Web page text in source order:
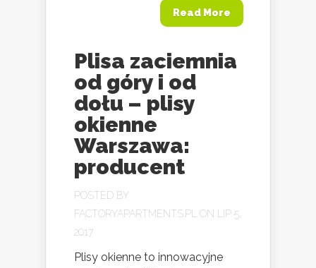
Read More
Plisa zaciemnia
od góry i od
dołu – plisy
okienne
Warszawa:
producent
POSTED BY
FACTORYAPARTMENTS.PL ON LIP 5,
2017
Plisy okienne to innowacyjne